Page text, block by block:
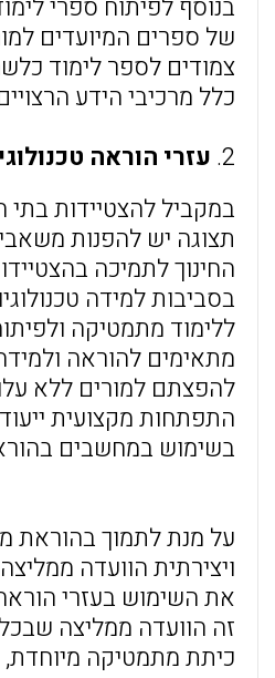
בנוסף לפיתוח ספרי
של ספרים המיועדים
צמודים לספר לימוד
כלל מרכיבי הידע
2. עזרי הוראה
במקביל להצטיידות בתי
תצוגה יש להפנות
החינוך לתמיכה
בסביבות למידה
ללימוד מתמטיקה
מתאימים להוראה
להפצתם למורים ללא
התפתחות מקצועית
בשימוש במחשבים
על מנת לתמוך בהוראת
ויצירתית הוועדה
את השימוש בעזרי
זה הוועדה ממליצה
כיתת מתמטיקה מיוחדת,